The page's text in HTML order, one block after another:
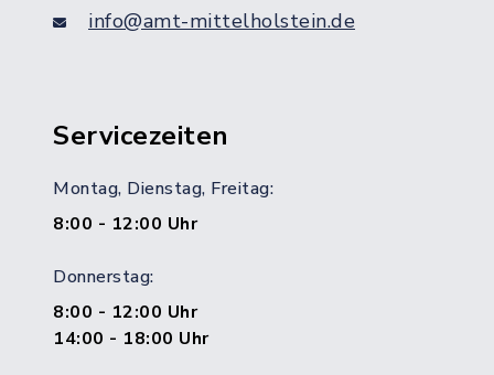
info@amt-mittelholstein.de
Servicezeiten
Montag, Dienstag, Freitag:
8:00 - 12:00 Uhr
Donnerstag:
8:00 - 12:00 Uhr
14:00 - 18:00 Uhr